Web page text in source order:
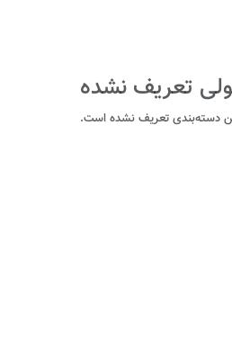
تعریف نشده
دسته‌بندی تعریف نشده است.